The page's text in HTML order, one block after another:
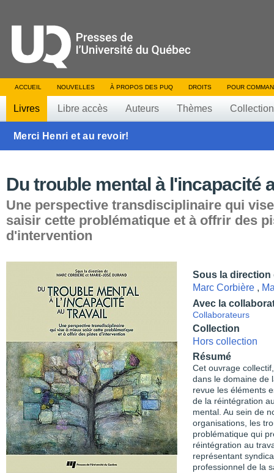
ACCUEIL NOUVELLES À PROPOS DES PUQ DROITS POUR
Livres Libre accès Auteurs Thèmes
Merci Henri et au revoir!
Du trouble mental à l'incapacité
Une perspective transdisciplinaire qui
saisir cette problématique et à offrir des
d'intervention
Sous la direction
Marc Corbière ,
Avec la
Collaborateurs
Collection
Hors collection
Résumé
Cet ouvrage
dans le domaine de
revue les éléments
de la réintégration
mental. Au sein de
organisations, les
problématique qui
réintégration au
représentant
professionnel de la